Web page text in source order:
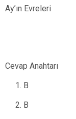
Ay’ın Evreleri
Cevap Anahtarı
B
B